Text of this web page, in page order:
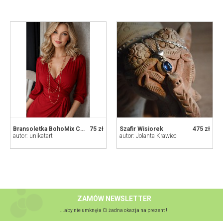
75 zł
Bransoletka BohoMix Czerwone Korale
autor: unikatart
475 zł
Szafir Wisiorek
autor: Jolanta Krawiec
ZAMÓW NEWSLETTER
...aby nie umknęła Ci żadna okazja na prezent !